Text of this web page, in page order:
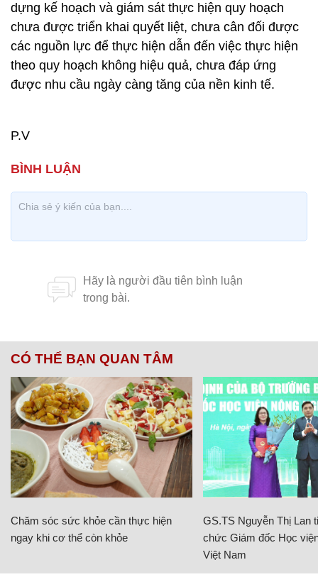
dựng kế hoạch và giám sát thực hiện quy hoạch
chưa được triển khai quyết liệt, chưa cân đối được
các nguồn lực để thực hiện dẫn đến việc thực hiện
theo quy hoạch không hiệu quả, chưa đáp ứng
được nhu cầu ngày càng tăng của nền kinh tế.
P.V
CÓ THỂ BẠN QUAN TÂM
Chăm sóc sức khỏe cần thực hiện
ngay khi cơ thể còn khỏe
GS.TS Nguyễn Thị Lan
chức Giám đốc Học
Việt Nam